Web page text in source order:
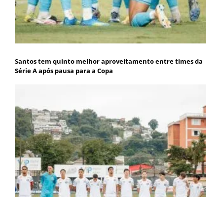
Santos tem quinto melhor aproveitamento entre times da
Série A após pausa para a Copa